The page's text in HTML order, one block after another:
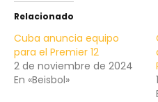
Relacionado
Cuba anuncia equipo
para el Premier 12
2 de noviembre de 2024
En «Beisbol»